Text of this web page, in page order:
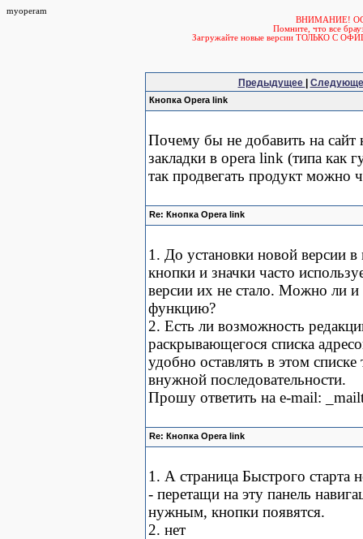
myoperam
ВНИМАНИЕ!
Помните, что все
Загружайте новые версии ТОЛЬКО С
Предыдущее
Кнопка Opera link
Почему бы не добавить на сайт
закладки в opera link (типа как
так продвегать продукт можно
Re: Кнопка Opera link
1. До установки новой версии
кнопки и значки часто
версии их не стало. Можно ли и
функцию?
2. Есть ли возможность
раскрывающегося списка
удобно оставлять в этом
внужной последовательности.
Прошу ответить на e-mail:
Re: Кнопка Opera link
1. А страница Быстрого старта
- перетащи на эту панель
нужным, кнопки появятся.
2. нет